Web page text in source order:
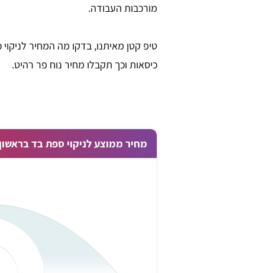
מורכבות העבודה.
טיפ קטן מאיתנו, בדקו מה המחיר לניקוי
כיסאות וכך תקבלו מחיר נוח פר רהיט.
מחיר ממוצע לניקוי ספת בד בראשון